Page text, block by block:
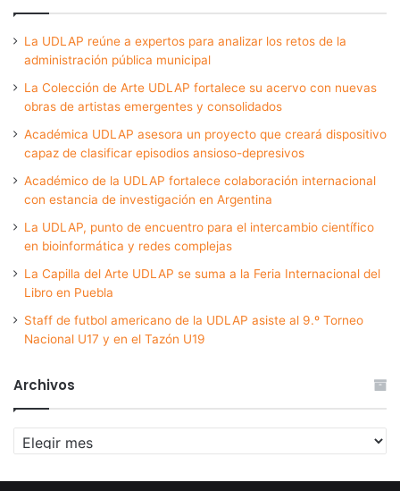
La UDLAP reúne a expertos para analizar los retos de la
administración pública municipal
La Colección de Arte UDLAP fortalece su acervo con nuevas
obras de artistas emergentes y consolidados
Académica UDLAP asesora un proyecto que creará dispositivo
capaz de clasificar episodios ansioso-depresivos
Académico de la UDLAP fortalece colaboración internacional
con estancia de investigación en Argentina
La UDLAP, punto de encuentro para el intercambio científico
en bioinformática y redes complejas
La Capilla del Arte UDLAP se suma a la Feria Internacional del
Libro en Puebla
Staff de futbol americano de la UDLAP asiste al 9.º Torneo
Nacional U17 y en el Tazón U19
Archivos
Archivos